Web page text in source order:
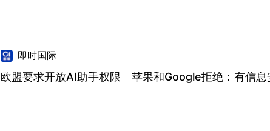
即时国际
欧盟要求开放AI助手权限 苹果和Google拒绝：有信息